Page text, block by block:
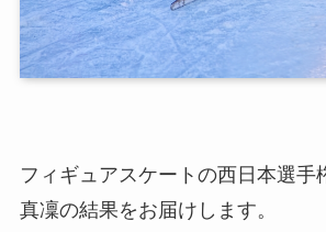
フィギュアスケートの西日本選手
真凜の結果をお届けします。